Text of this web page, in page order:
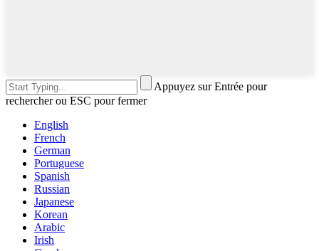
Appuyez sur Entrée pour
rechercher ou ESC pour fermer
English
French
German
Portuguese
Spanish
Russian
Japanese
Korean
Arabic
Irish